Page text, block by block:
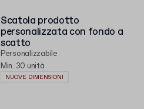
Scatola prodotto
personalizzata con fondo a
scatto
Personalizzabile
Min. 30 unità
NUOVE DIMENSIONI